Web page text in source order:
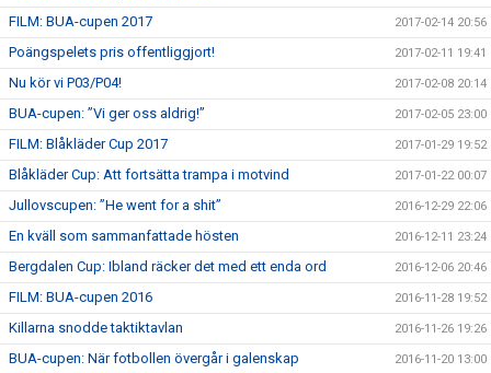
FILM: BUA-cupen 2017 2017-02-14 20:56
Poängspelets pris offentliggjort! 2017-02-11 19:41
Nu kör vi P03/P04! 2017-02-08 20:14
BUA-cupen: ”Vi ger oss aldrig!” 2017-02-05 23:00
FILM: Blåkläder Cup 2017 2017-01-29 19:52
Blåkläder Cup: Att fortsätta trampa i motvind 2017-01-22 00:07
Jullovscupen: ”He went for a shit” 2016-12-29 22:06
En kväll som sammanfattade hösten 2016-12-11 23:24
Bergdalen Cup: Ibland räcker det med ett enda ord 2016-12-06 20:46
FILM: BUA-cupen 2016 2016-11-28 19:52
Killarna snodde taktiktavlan 2016-11-26 19:26
BUA-cupen: När fotbollen övergår i galenskap 2016-11-20 13:00